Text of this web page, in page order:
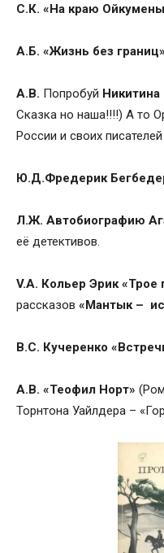
С.К. «На краю
А.Б. «Жизнь без
А.В. Попробуй
Сказка но наша!!!!) А то
России и своих
Ю.Д.Фредерик
Л.Ж. Автобиографию
её детективов.
V.A. Кольер Эрик «Трое
рассказов «Мантык –
В.С. Кучеренко
А.В. «Теофил Норт»
Торнтона Уайлдера –